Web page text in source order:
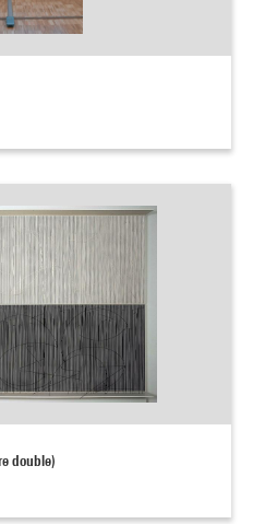
double)